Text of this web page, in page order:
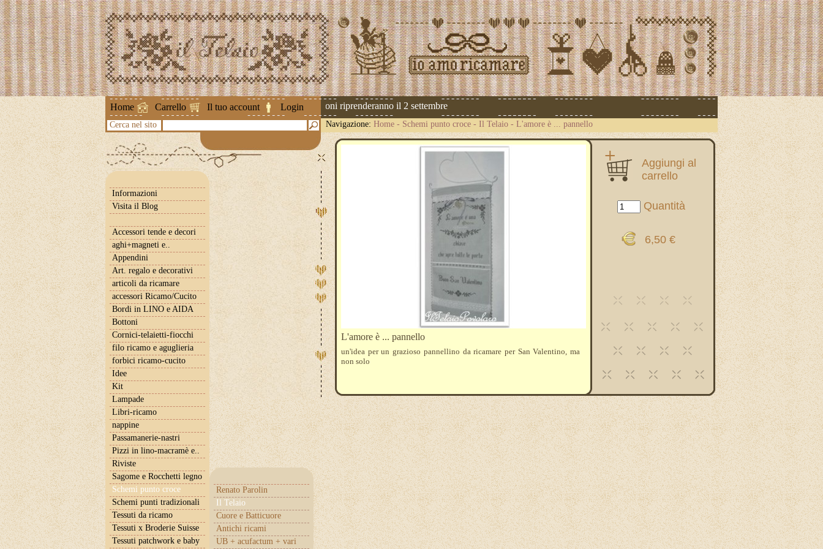
Home Carrello Il tuo account Login
Attenzione ! Le spedizioni riprenderanno il 2 settembre
Cerca nel sito Navigazione: Home - Schemi punto croce - Il Telaio - L'amore è ... pannello
Informazioni
Visita il Blog
Accessori tende e decori
aghi+magneti e..
Appendini
Art. regalo e decorativi
articoli da ricamare
accessori Ricamo/Cucito
Bordi in LINO e AIDA
Bottoni
Cornici-telaietti-fiocchi
filo ricamo e aguglieria
forbici ricamo-cucito
Idee
Kit
Lampade
Libri-ricamo
nappine
Passamanerie-nastri
Pizzi in lino-macramè e..
Riviste
Sagome e Rocchetti legno
Schemi punto croce
Renato Parolin
Il Telaio
Cuore e Batticuore
Antichi ricami
UB + acufactum + vari
Schemi punti tradizionali
Tessuti da ricamo
Tessuti x Broderie Suisse
Tessuti patchwork e baby
Aggiungi al
carrello
Quantità
6,50 €
L'amore è ... pannello
un'idea per un grazioso pannellino da ricamare per San Valentino, ma
non solo